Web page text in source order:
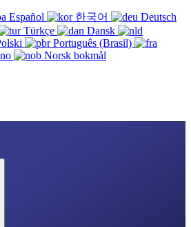
Español 한국어
Deutsch
Türkçe
Dansk
Português (Brasil)
Norsk bokmål